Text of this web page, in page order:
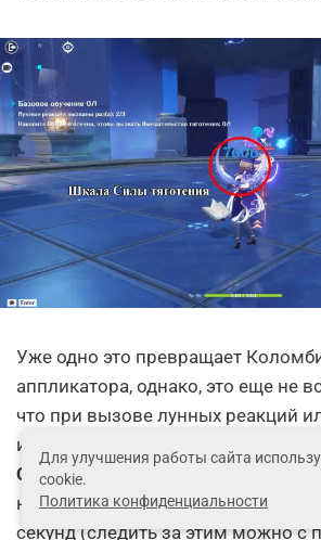
Уже одно это превращает
аппликатора, однако, это еще не
что при вызове лунных реакций
ими урона Зыбь начнет
Силы тяготения
в секунду.
набрать 60 очков, то есть это
секунд (следить за этим можно
Для улучшения работы сайта
cookie.
Политика конфиденциальности